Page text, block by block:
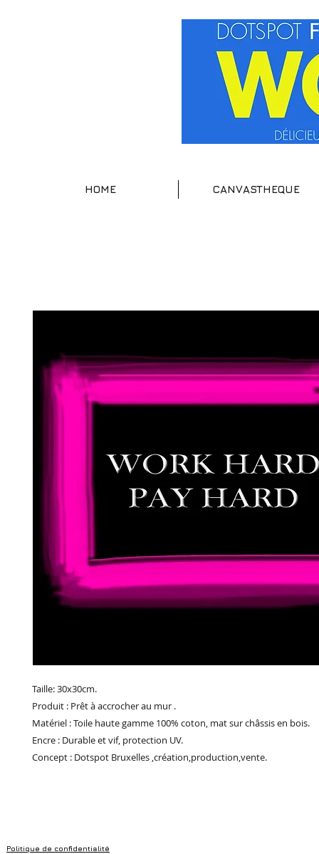
HOME CANVASTHEQUE
Taille: 30x30cm.
Produit : Prêt à accrocher au mur .
Matériel : Toile haute gamme 100% coton, mat sur châssis en bois.
Encre : Durable et vif, protection UV.
Concept : Dotspot Bruxelles ,création,production,vente.
Politique de confidentialité